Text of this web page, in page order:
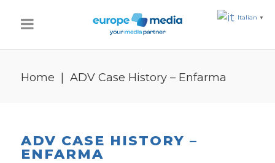
Home | ADV Case History – Enfarma
ADV CASE HISTORY –
ENFARMA
Italian ▼